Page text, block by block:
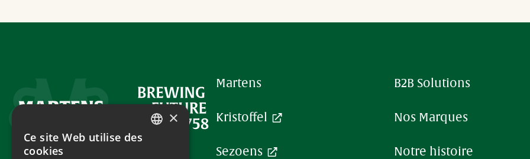
Footer
Martens
Kristoffel
Sezoens
B2B Solutions
Nos Marques
Notre histoire
×
Ce site Web utilise des
cookies